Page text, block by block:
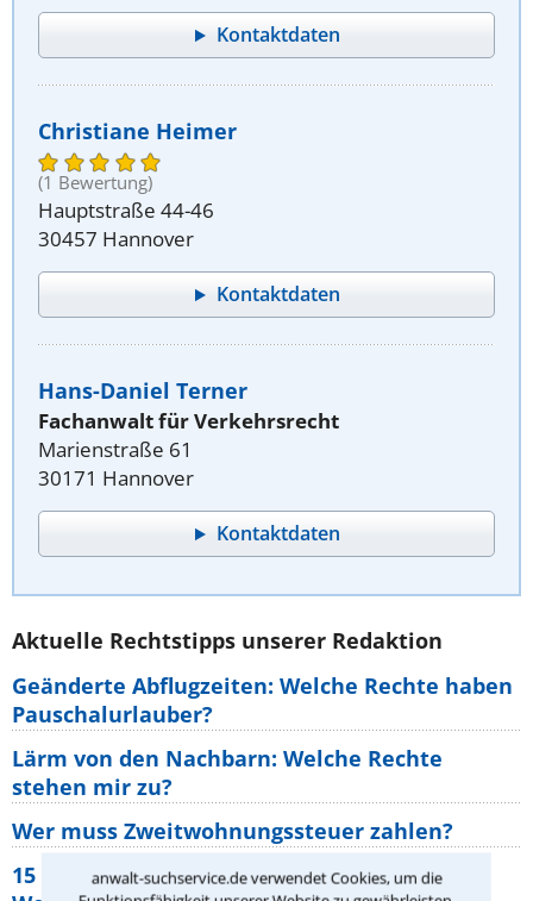
anwalt-suchservice.de verwendet Cookies, um die
Kontaktdaten
Christiane Heimer
(1 Bewertung)
Hauptstraße 44-46
30457 Hannover
Kontaktdaten
Hans-Daniel Terner
Fachanwalt für Verkehrsrecht
Marienstraße 61
30171 Hannover
Kontaktdaten
Aktuelle Rechtstipps unserer Redaktion
Geänderte Abflugzeiten: Welche Rechte haben
Pauschalurlauber?
Lärm von den Nachbarn: Welche Rechte
stehen mir zu?
Wer muss Zweitwohnungssteuer zahlen?
15 elementare Rechte, die jeder